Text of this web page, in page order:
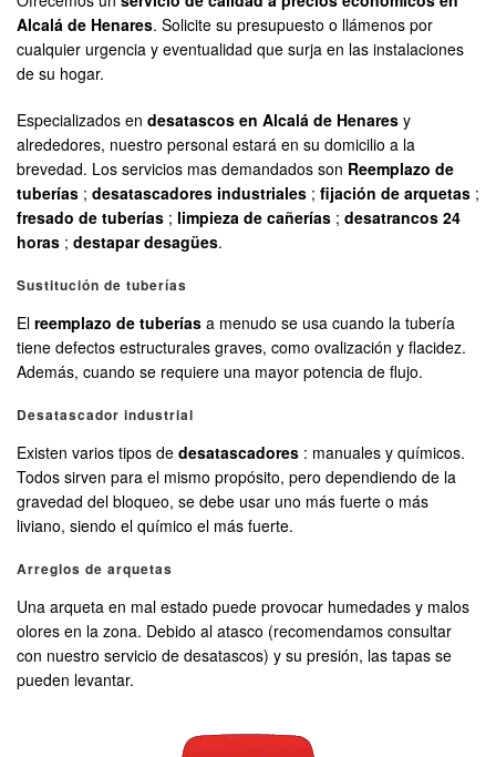
Alcalá de Henares. Solicite su presupuesto o llámenos por
cualquier urgencia y eventualidad que surja en las instalaciones
de su hogar.
Especializados en desatascos en Alcalá de Henares y
alrededores, nuestro personal estará en su domicilio a la
brevedad. Los servicios mas demandados son Reemplazo de
tuberías ; desatascadores industriales ; fijación de arquetas ;
fresado de tuberías ; limpieza de cañerías ; desatrancos 24
horas ; destapar desagües.
Sustitución de tuberías
El reemplazo de tuberías a menudo se usa cuando la tubería
tiene defectos estructurales graves, como ovalización y flacidez.
Además, cuando se requiere una mayor potencia de flujo.
Desatascador industrial
Existen varios tipos de desatascadores : manuales y químicos.
Todos sirven para el mismo propósito, pero dependiendo de la
gravedad del bloqueo, se debe usar uno más fuerte o más
liviano, siendo el químico el más fuerte.
Arreglos de arquetas
Una arqueta en mal estado puede provocar humedades y malos
olores en la zona. Debido al atasco (recomendamos consultar
con nuestro servicio de desatascos) y su presión, las tapas se
pueden levantar.